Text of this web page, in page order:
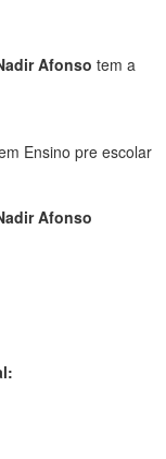
Afonso tem a
Ensino pre escolar
Afonso